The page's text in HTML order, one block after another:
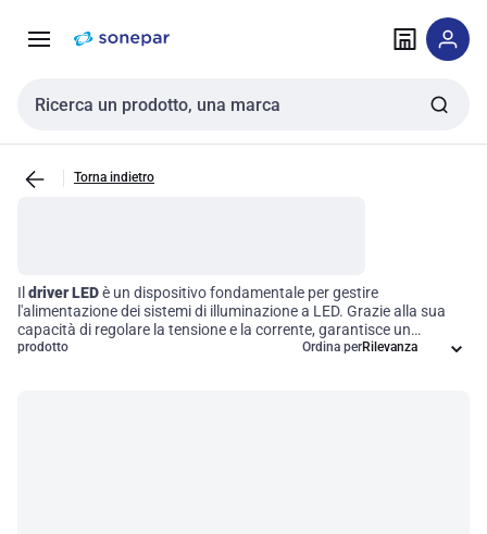
navigazione alla
Cerca input
Torna indietro
Il driver LEDè un dispositivo fondamentale per gestire
l'alimentazione dei sistemi di illuminazione a LED. Grazie alla sua
capacità di regolare la tensione e la corrente, garantisce un
funzionamento efficiente e prolunga la durata delle sorgenti
prodotto Ordina per